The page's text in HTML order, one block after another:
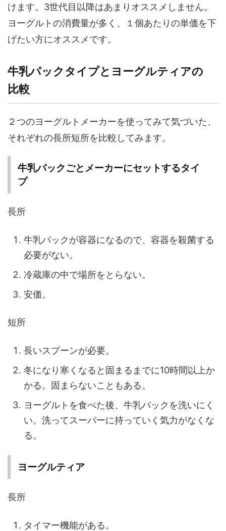
けます。3世代目以降はあまりオススメしません。
ヨーグルトの消費量が多く、１個あたりの単価を下
げたい方にオススメです。
牛乳パックタイプとヨーグルティアの
比較
２つのヨーグルトメーカーを使ってみて気づいた、
それぞれの長所短所を比較してみます。
牛乳パックごとメーカーにセットするタイ
プ
長所
牛乳パックが容器になるので、容器を殺菌する
必要がない。
冷蔵庫の中で場所をとらない。
安価。
短所
長いスプーンが必要。
冬になり寒くなると固まるまでに10時間以上か
かる。固まらないこともある。
ヨーグルトを食べた後、牛乳パックを洗いにく
い。洗ってスーパーに持っていく気力がなくな
る。
ヨーグルティア
長所
タイマー機能がある。